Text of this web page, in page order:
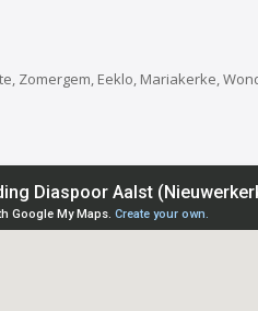
Zomergem, Eeklo, Mariakerke,